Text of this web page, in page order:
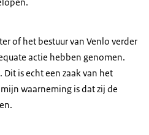
of het bestuur van Venlo verder
actie hebben genomen.
is echt een zaak van het
waarneming is dat zij de